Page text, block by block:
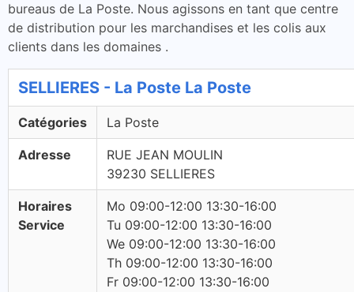
bureaus de La Poste. Nous agissons en tant que centre
de distribution pour les marchandises et les colis aux
clients dans les domaines .
SELLIERES - La Poste La Poste
Catégories La Poste
Adresse
RUE JEAN MOULIN
39230 SELLIERES
Horaires
Service
Mo 09:00-12:00 13:30-16:00
Tu 09:00-12:00 13:30-16:00
We 09:00-12:00 13:30-16:00
Th 09:00-12:00 13:30-16:00
Fr 09:00-12:00 13:30-16:00